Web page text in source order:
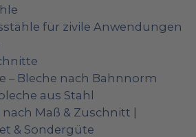
für zivile Anwendungen
– Bleche nach Bahnnorm
aus Stahl
Maß & Zuschnitt |
& Sondergüte